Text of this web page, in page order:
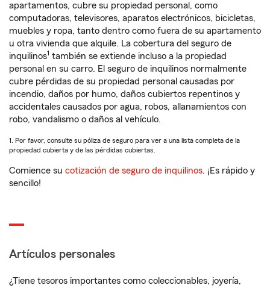
apartamentos, cubre su propiedad personal, como
computadoras, televisores, aparatos electrónicos, bicicletas,
muebles y ropa, tanto dentro como fuera de su apartamento
u otra vivienda que alquile. La cobertura del seguro de
inquilinos1 también se extiende incluso a la propiedad
personal en su carro. El seguro de inquilinos normalmente
cubre pérdidas de su propiedad personal causadas por
incendio, daños por humo, daños cubiertos repentinos y
accidentales causados por agua, robos, allanamientos con
robo, vandalismo o daños al vehículo.
1. Por favor, consulte su póliza de seguro para ver a una lista completa de la
propiedad cubierta y de las pérdidas cubiertas.
Comience su cotización de seguro de inquilinos. ¡Es rápido y
sencillo!
Artículos personales
¿Tiene tesoros importantes como coleccionables, joyería,